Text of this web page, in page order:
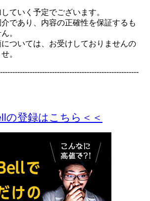
ていく予定でございます。
であり、内容の正確性を保証するも
。
ついては、お受けしておりませんの
。
の登録はこちら＜＜